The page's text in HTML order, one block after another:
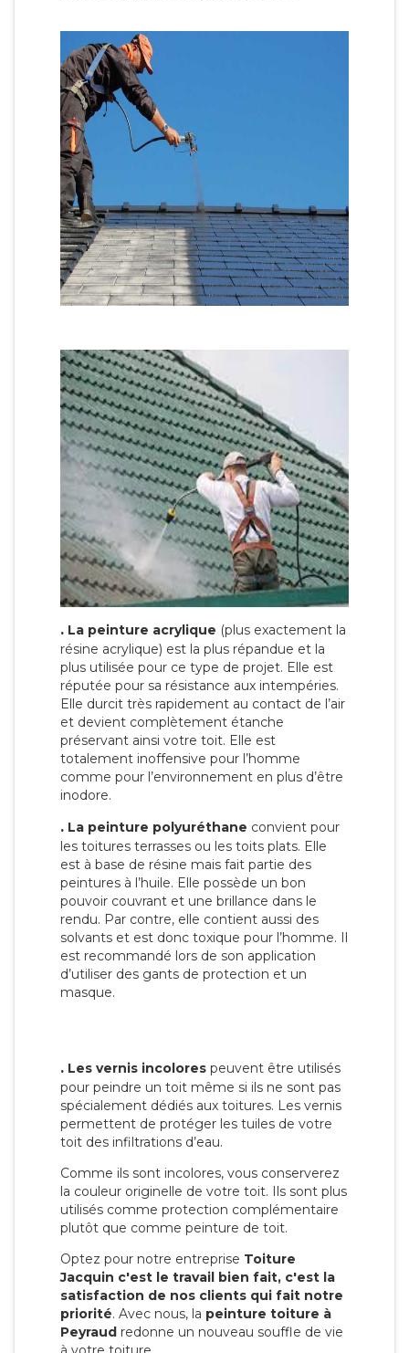
. La peinture acrylique (plus exactement la
résine acrylique) est la plus répandue et la
plus utilisée pour ce type de projet. Elle est
réputée pour sa résistance aux intempéries.
Elle durcit très rapidement au contact de l’air
et devient complètement étanche
préservant ainsi votre toit. Elle est
totalement inoffensive pour l’homme
comme pour l’environnement en plus d’être
inodore.
. La peinture polyuréthane convient pour
les toitures terrasses ou les toits plats. Elle
est à base de résine mais fait partie des
peintures à l’huile. Elle possède un bon
pouvoir couvrant et une brillance dans le
rendu. Par contre, elle contient aussi des
solvants et est donc toxique pour l’homme. Il
est recommandé lors de son application
d’utiliser des gants de protection et un
masque.
. Les vernis incolores peuvent être utilisés
pour peindre un toit même si ils ne sont pas
spécialement dédiés aux toitures. Les vernis
permettent de protéger les tuiles de votre
toit des infiltrations d’eau.
Comme ils sont incolores, vous conserverez
la couleur originelle de votre toit. Ils sont plus
utilisés comme protection complémentaire
plutôt que comme peinture de toit.
Optez pour notre entreprise Toiture
Jacquin c'est le travail bien fait, c'est la
satisfaction de nos clients qui fait notre
priorité. Avec nous, la peinture toiture à
Peyraud redonne un nouveau souffle de vie